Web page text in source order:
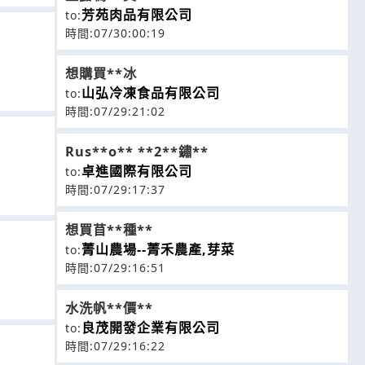
to:芳苑肉品有限公司
時間:07/30:00:19
想購買**冰
to:山弘冷凍食品有限公司
時間:07/29:21:02
Rus**o** **2**鏽**
to:卓進國際有限公司
時間:07/29:17:37
想買苜**種**
to:菁山農場--菁禾農產,芽菜
時間:07/29:16:51
水洗帆**價**
to: 良茂開發企業有限公司
時間:07/29:16:22